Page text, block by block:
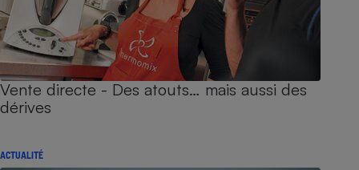
Vente directe - Des atouts… mais aussi des
dérives
ACTUALITÉ